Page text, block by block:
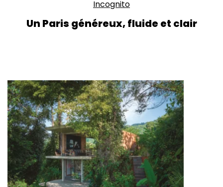
Incognito
Un Paris généreux, fluide et clair